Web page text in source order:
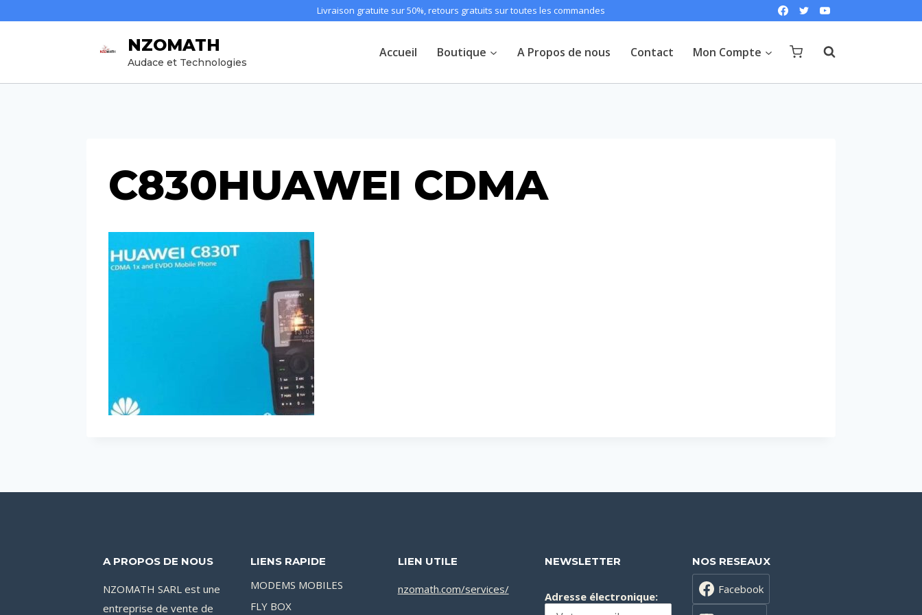
Livraison gratuite sur 50%, retours gratuits sur toutes les commandes
NZOMATH
Audace et Technologies
Accueil Boutique A Propos de nous Contact Mon Compte
C830HUAWEI CDMA
A PROPOS DE NOUS
NZOMATH SARL est une
entreprise de vente de
LIENS RAPIDE
MODEMS MOBILES
FLY BOX
LIEN UTILE
nzomath.com/services/
NEWSLETTER
Adresse électronique:
NOS RESEAUX
Facebook